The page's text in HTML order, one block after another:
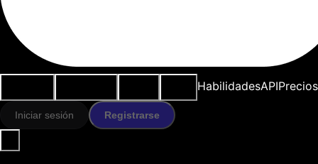
HabilidadesAPIPrecios
Iniciar sesión Registrarse